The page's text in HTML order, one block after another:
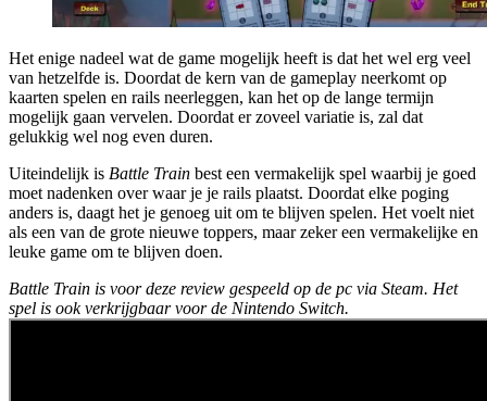
Het enige nadeel wat de game mogelijk heeft is dat het wel erg veel
van hetzelfde is. Doordat de kern van de gameplay neerkomt op
kaarten spelen en rails neerleggen, kan het op de lange termijn
mogelijk gaan vervelen. Doordat er zoveel variatie is, zal dat
gelukkig wel nog even duren.
Uiteindelijk is Battle Train best een vermakelijk spel waarbij je goed
moet nadenken over waar je je rails plaatst. Doordat elke poging
anders is, daagt het je genoeg uit om te blijven spelen. Het voelt niet
als een van de grote nieuwe toppers, maar zeker een vermakelijke en
leuke game om te blijven doen.
Battle Train is voor deze review gespeeld op de pc via Steam. Het
spel is ook verkrijgbaar voor de Nintendo Switch.